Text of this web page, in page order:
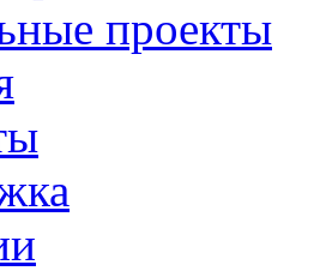
проекты